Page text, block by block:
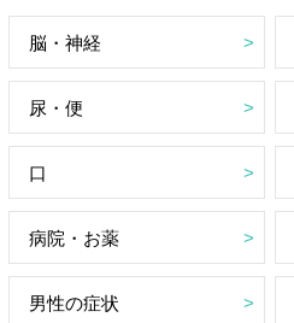
脳・神経
尿・便
口
病院・お薬
男性の症状